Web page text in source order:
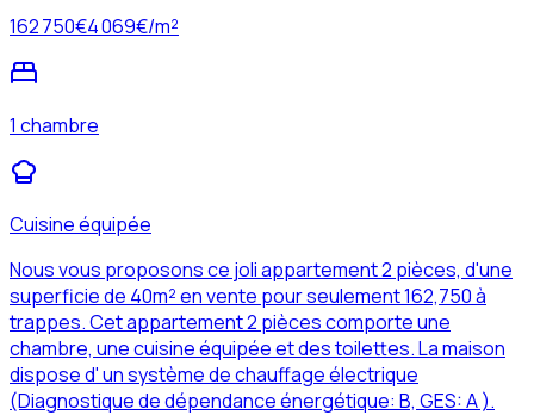
162 750€4 069€/m²
1 chambre
Cuisine équipée
Nous vous proposons ce joli appartement 2 pièces, d'une
superficie de 40m² en vente pour seulement 162,750 à
trappes. Cet appartement 2 pièces comporte une
chambre, une cuisine équipée et des toilettes. La maison
dispose d' un système de chauffage électrique
(Diagnostique de dépendance énergétique: B, GES: A ).